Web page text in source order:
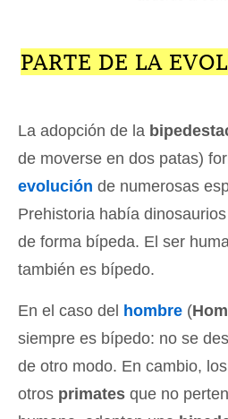
PARTE DE LA
La adopción de la
de moverse en dos patas)
evolución de numerosas
Prehistoria había
de forma bípeda. El ser
también es bípedo.
En el caso del hombre (
siempre es bípedo: no se
de otro modo. En cambio, los
otros primates que no